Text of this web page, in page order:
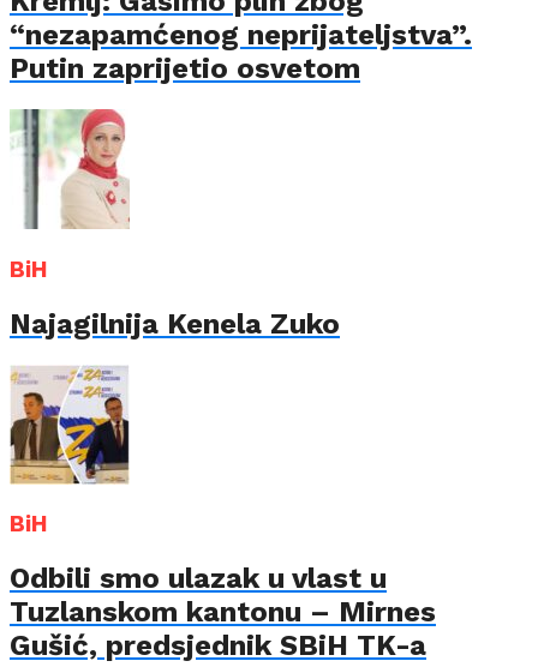
“nezapamćenog neprijateljstva”.
Putin zaprijetio osvetom
BiH
Najagilnija Kenela Zuko
BiH
Odbili smo ulazak u vlast u
Tuzlanskom kantonu – Mirnes
Gušić, predsjednik SBiH TK-a